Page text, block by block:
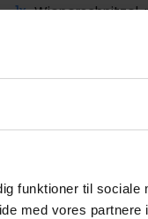
funktioner til sociale
med vores partnere
1x Wienerschnitzel,
2x Gratis parkering